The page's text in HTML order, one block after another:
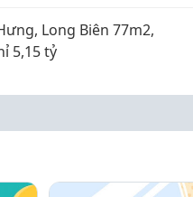
Long Biên 77m2,
5,15 tỷ